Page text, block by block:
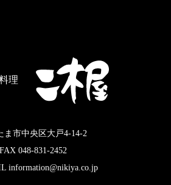
理
市中央区大戸4-14-2
048-831-2452
information@nikiya.co.jp